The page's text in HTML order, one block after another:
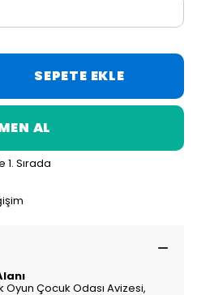
SEPETE EKLE
AL
1. Sırada
Oyun Çocuk Odası Avizesi,